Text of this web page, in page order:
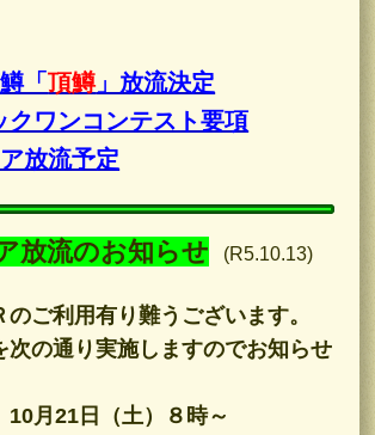
「頂鱒」放流決定
クワンコンテスト要項
放流予定
放流のお知らせ (R5.10.13)
のご利用有り難うございます。
次の通り実施しますのでお知らせ
21日（土）８時～